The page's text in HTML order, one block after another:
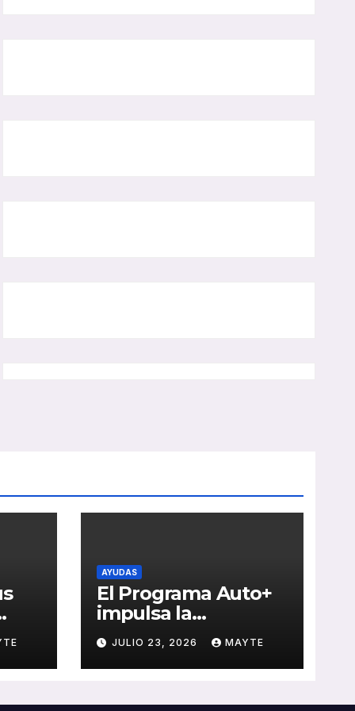
AYUDAS
El Programa Auto+
impulsa la
renovación de flotas
con ayudas a
vehículos eléctricos
JULIO 23, 2026 MAYTE